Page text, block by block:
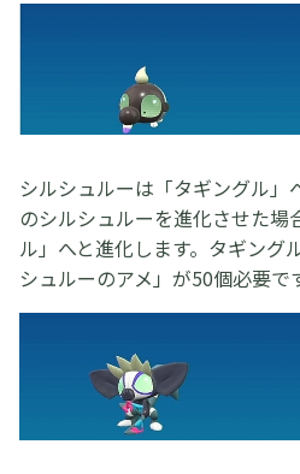
シルシュルーは「タギングル」
のシルシュルーを進化させた
ル」へと進化します。タギング
シュルーのアメ」が50個必要で